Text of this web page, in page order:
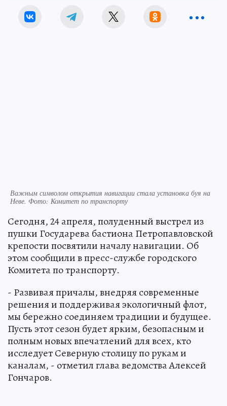
Важным символом открытия навигации стала установка буя на
Неве. Фото: Комитет по транспорту
Сегодня, 24 апреля, полуденный выстрел из
пушки Государева бастиона Петропавловской
крепости посвятили началу навигации. Об
этом сообщили в пресс-службе городского
Комитета по транспорту.
- Развивая причалы, внедряя современные
решения и поддерживая экологичный флот,
мы бережно соединяем традиции и будущее.
Пусть этот сезон будет ярким, безопасным и
полным новых впечатлений для всех, кто
исследует Северную столицу по рукам и
каналам, - отметил глава ведомства Алексей
Гончаров.